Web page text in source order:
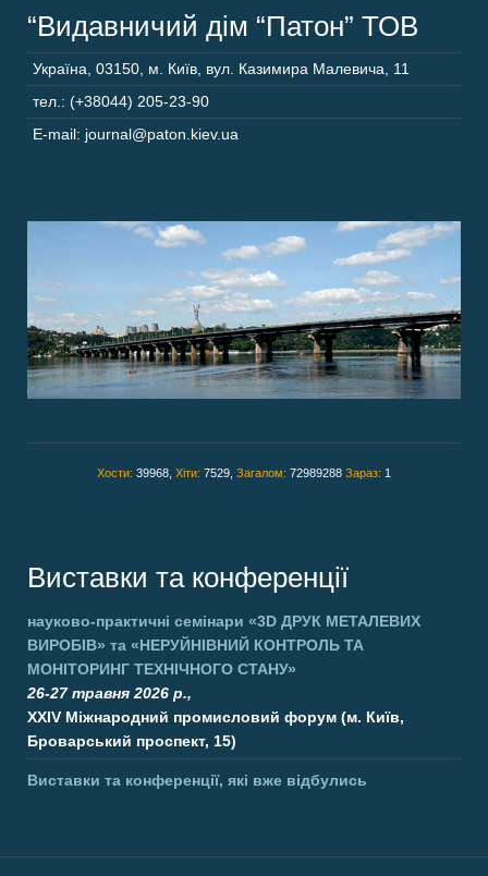
“Видавничий дім “Патон” ТОВ
Україна 03150 м. Київ, вул. Казимира Малевича, 11
тел.: (+38044) 205-23-90
E-mail: journal@paton.kiev.ua
Хости: 39968, Хіти: 7529, Загалом: 72989288 Зараз: 1
Виставки та конференції
науково-практичні семінари «3D ДРУК МЕТАЛЕВИХ
ВИРОБІВ» та «НЕРУЙНІВНИЙ КОНТРОЛЬ ТА
МОНІТОРИНГ ТЕХНІЧНОГО СТАНУ»
26-27 травня 2026 р.,
XXIV Міжнародний промисловий форум (м. Київ,
Броварський проспект, 15)
Виставки та конференції, які вже відбулись